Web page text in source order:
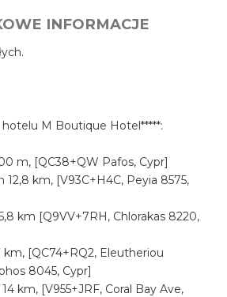
INFORMACJE
hotelu M Boutique Hotel*****:
m, [QC38+QW Pafos, Cypr]
12,8 km, [V93C+H4C, Peyia 8575,
km [Q9VV+7RH, Chlorakas 8220,
km, [QC74+RQ2, Eleutheriou
8045, Cypr]
km, [V955+JRF, Coral Bay Ave,